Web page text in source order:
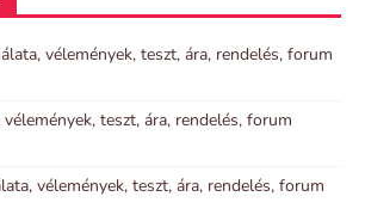
vélemények, teszt, ára, rendelés, forum
teszt, ára, rendelés, forum
vélemények, teszt, ára, rendelés, forum